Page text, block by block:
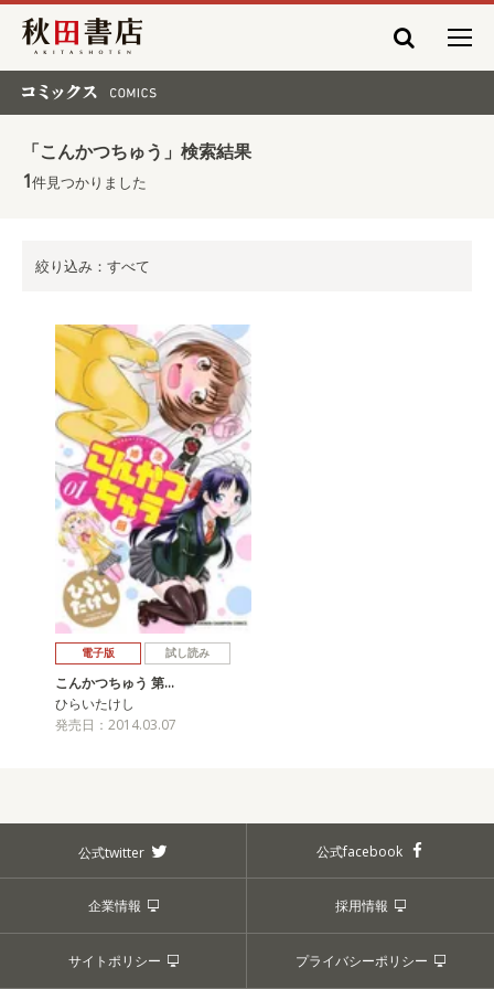
秋田書店
「こんかつちゅう」検索結果
1件見つかりました
絞り込み：すべて
電子版 試し読み
こんかつちゅう 第…
ひらいたけし
発売日：2014.03.07
公式twitter 公式facebook
企業情報 採用情報
サイトポリシー プライバシーポリシー